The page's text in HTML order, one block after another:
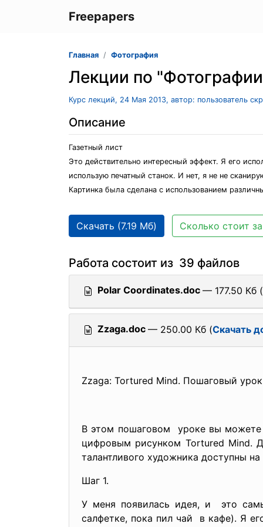
Freepapers
Главная Фотография
Лекции по
Курс лекций, 24 Мая 2013, автор: пользователь
Описание
Газетный лист
Это действительно интересный эффект. Я его
использую печатный станок. И нет, я не не
Картинка была сделана с использованием
Скачать (7.19 Мб) Сколько стоит
Работа состоит из 39 файлов
Polar Coordinates.doc — 177.50 Кб (
Zzaga.doc — 250.00 Кб (Скачать
Zzaga: Tortured Mind. Пошаговый урок
В этом пошаговом уроке вы можете
цифровым рисунком Tortured Mind.
талантливого художника доступны
Шаг 1.
У меня появилась идея, и это
салфетке, пока пил чай в кафе). Я